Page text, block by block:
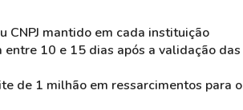
CNPJ mantido em cada instituição
10 e 15 dias após a validação das
de 1 milhão em ressarcimentos para o